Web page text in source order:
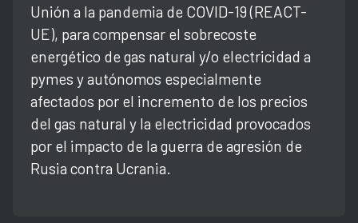
Unión a la pandemia de COVID-19 (REACT-
UE), para compensar el sobrecoste
energético de gas natural y/o electricidad a
pymes y autónomos especialmente
afectados por el incremento de los precios
del gas natural y la electricidad provocados
por el impacto de la guerra de agresión de
Rusia contra Ucrania.